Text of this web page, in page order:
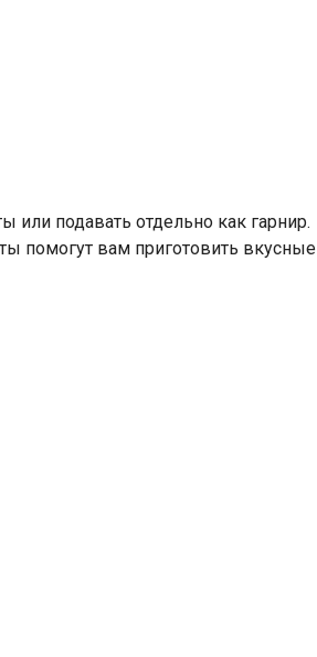
подавать отдельно как гарнир.
помогут вам приготовить вкусные